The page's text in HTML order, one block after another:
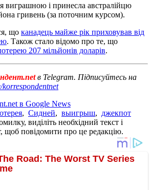
виграшною і принесла австралійцю
гривень (за поточним курсом).
що канадець майже рік приховував від
. Також стало відомо про те, що
207 мільйонів доларів.
в Telegram. Підписуйтесь на
korrespondentnet
в Google News
, Сидней, выигрыш, джекпот
виділіть необхідний текст і
щоб повідомити про це редакцію.